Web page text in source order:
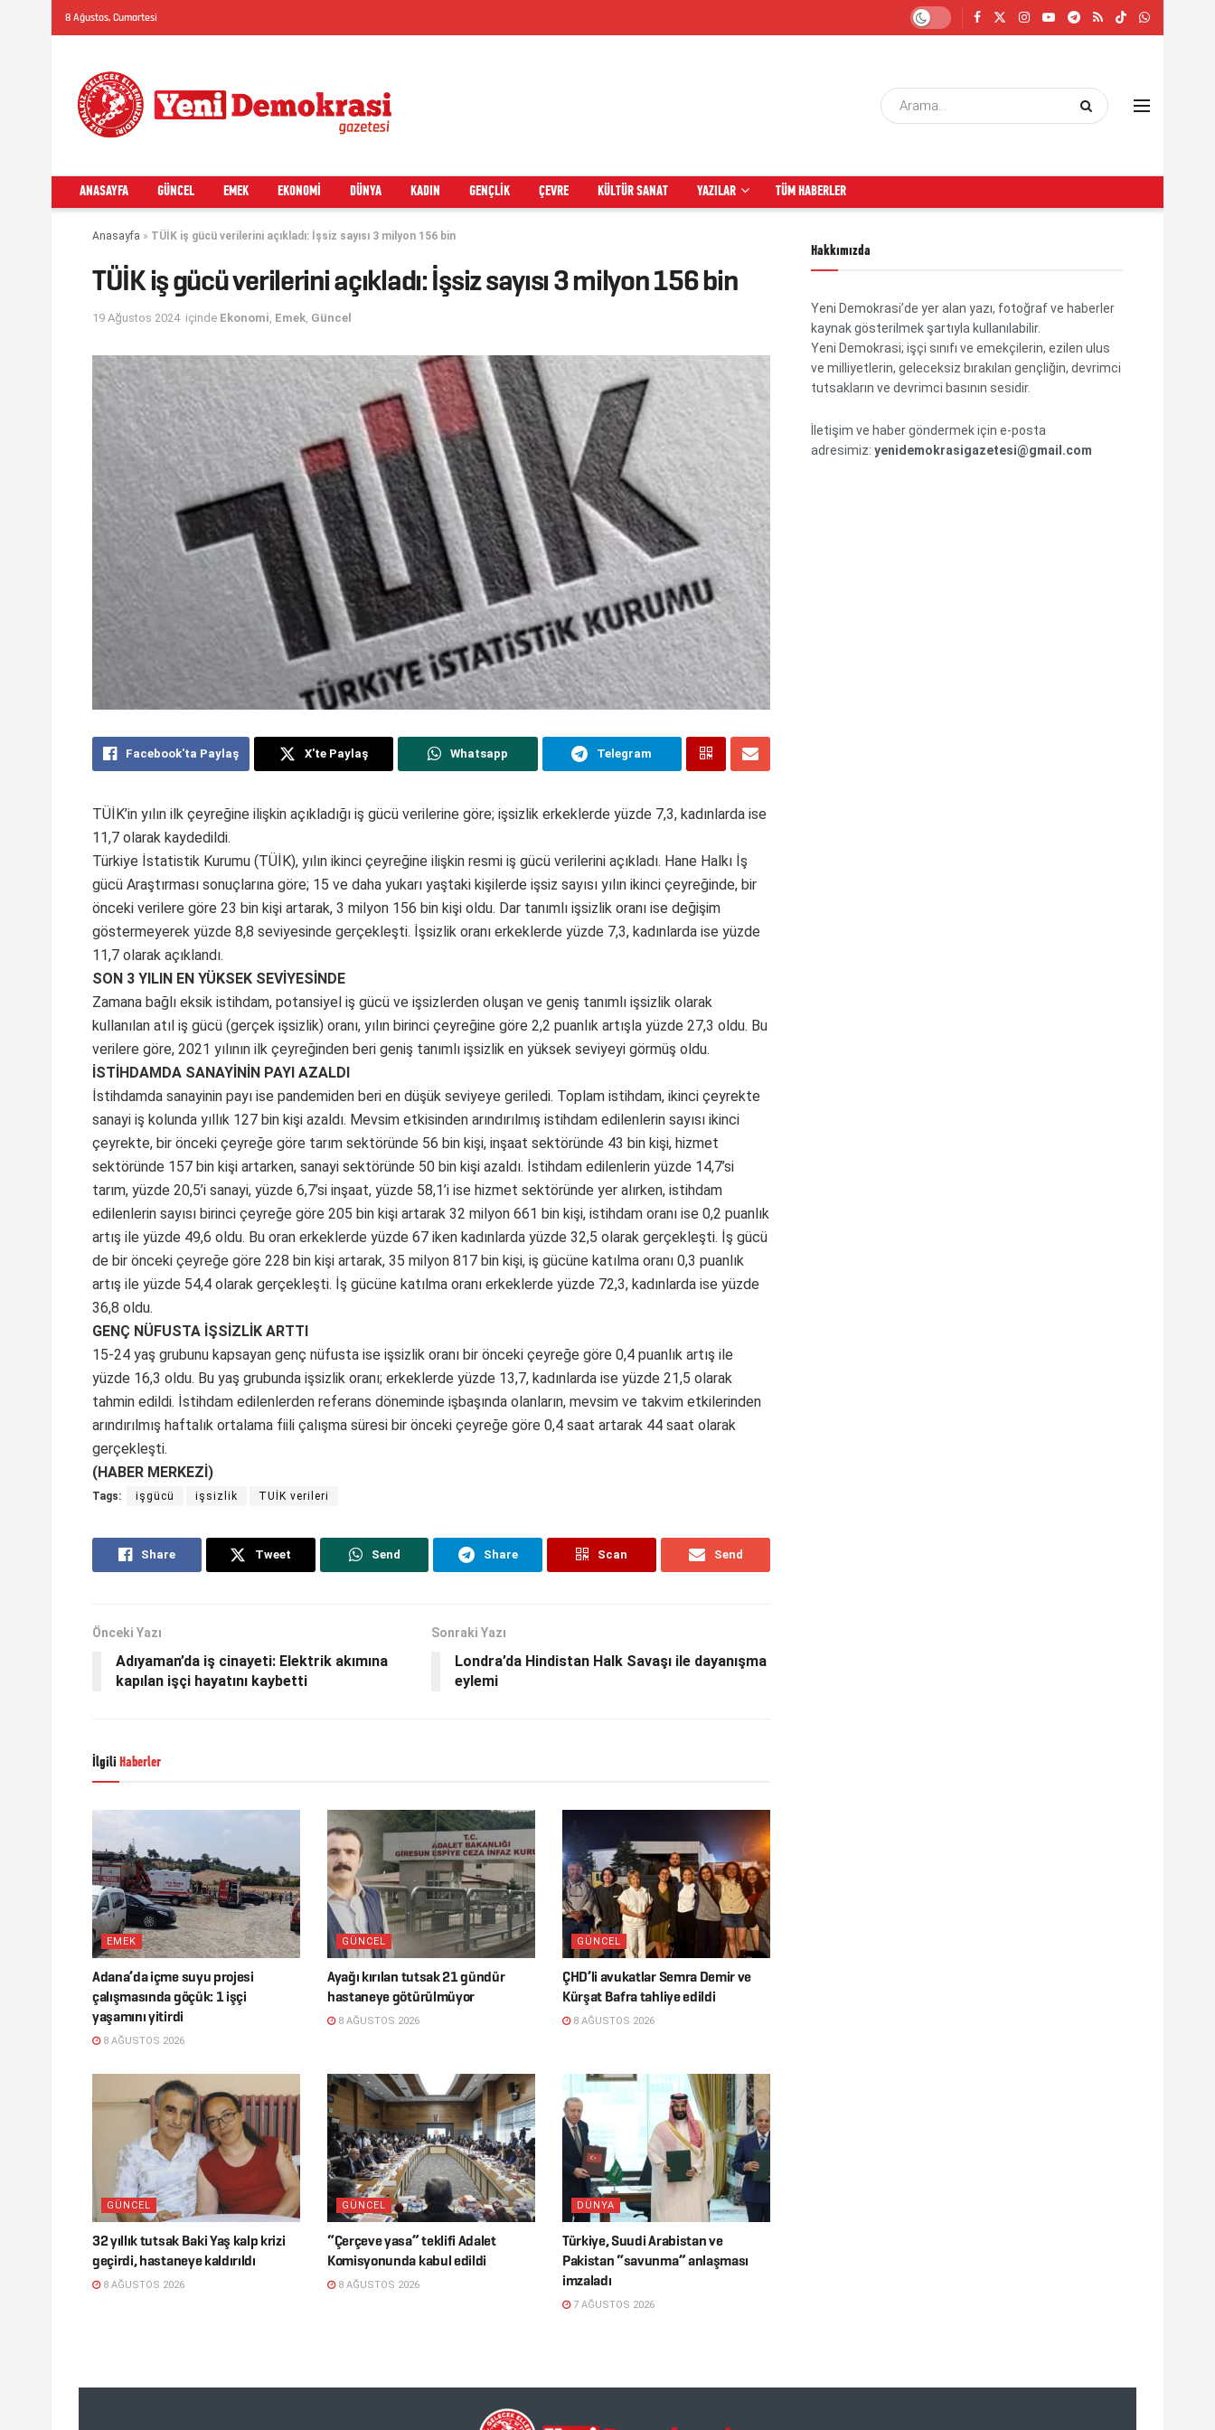
8 Ağustos, Cumartesi
ANASAYFA GÜNCEL EMEK EKONOMI DÜNYA KADIN GENÇLIK ÇEVRE KÜLTÜR SANAT YAZILAR TÜM HABERLER
Anasayfa » TÜİK iş gücü verilerini açıkladı: İşsiz sayısı 3 milyon 156 bin
TÜİK iş gücü verilerini açıkladı: İşsiz sayısı 3 milyon 156 bin
19 Ağustos 2024 içinde Ekonomi Emek Güncel
Facebook'ta Paylaş X'te Paylaş Whatsapp Telegram
TÜİK’in yılın ilk çeyreğine ilişkin açıkladığı iş gücü verilerine göre; işsizlik erkeklerde yüzde 7,3, kadınlarda ise
11,7 olarak kaydedildi.
Türkiye İstatistik Kurumu (TÜİK), yılın ikinci çeyreğine ilişkin resmi iş gücü verilerini açıkladı. Hane Halkı İş
gücü Araştırması sonuçlarına göre; 15 ve daha yukarı yaştaki kişilerde işsiz sayısı yılın ikinci çeyreğinde, bir
önceki verilere göre 23 bin kişi artarak, 3 milyon 156 bin kişi oldu. Dar tanımlı işsizlik oranı ise değişim
göstermeyerek yüzde 8,8 seviyesinde gerçekleşti. İşsizlik oranı erkeklerde yüzde 7,3, kadınlarda ise yüzde
11,7 olarak açıklandı.
SON 3 YILIN EN YÜKSEK SEVİYESİNDE
Zamana bağlı eksik istihdam, potansiyel iş gücü ve işsizlerden oluşan ve geniş tanımlı işsizlik olarak
kullanılan atıl iş gücü (gerçek işsizlik) oranı, yılın birinci çeyreğine göre 2,2 puanlık artışla yüzde 27,3 oldu. Bu
verilere göre, 2021 yılının ilk çeyreğinden beri geniş tanımlı işsizlik en yüksek seviyeyi görmüş oldu.
İSTİHDAMDA SANAYİNİN PAYI AZALDI
İstihdamda sanayinin payı ise pandemiden beri en düşük seviyeye geriledi. Toplam istihdam, ikinci çeyrekte
sanayi iş kolunda yıllık 127 bin kişi azaldı. Mevsim etkisinden arındırılmış istihdam edilenlerin sayısı ikinci
çeyrekte, bir önceki çeyreğe göre tarım sektöründe 56 bin kişi, inşaat sektöründe 43 bin kişi, hizmet
sektöründe 157 bin kişi artarken, sanayi sektöründe 50 bin kişi azaldı. İstihdam edilenlerin yüzde 14,7’si
tarım, yüzde 20,5’i sanayi, yüzde 6,7’si inşaat, yüzde 58,1’i ise hizmet sektöründe yer alırken, istihdam
edilenlerin sayısı birinci çeyreğe göre 205 bin kişi artarak 32 milyon 661 bin kişi, istihdam oranı ise 0,2 puanlık
artış ile yüzde 49,6 oldu. Bu oran erkeklerde yüzde 67 iken kadınlarda yüzde 32,5 olarak gerçekleşti. İş gücü
de bir önceki çeyreğe göre 228 bin kişi artarak, 35 milyon 817 bin kişi, iş gücüne katılma oranı 0,3 puanlık
artış ile yüzde 54,4 olarak gerçekleşti. İş gücüne katılma oranı erkeklerde yüzde 72,3, kadınlarda ise yüzde
36,8 oldu.
GENÇ NÜFUSTA İŞSİZLİK ARTTI
15-24 yaş grubunu kapsayan genç nüfusta ise işsizlik oranı bir önceki çeyreğe göre 0,4 puanlık artış ile
yüzde 16,3 oldu. Bu yaş grubunda işsizlik oranı; erkeklerde yüzde 13,7, kadınlarda ise yüzde 21,5 olarak
tahmin edildi. İstihdam edilenlerden referans döneminde işbaşında olanların, mevsim ve takvim etkilerinden
arındırılmış haftalık ortalama fiili çalışma süresi bir önceki çeyreğe göre 0,4 saat artarak 44 saat olarak
gerçekleşti.
(HABER MERKEZİ)
Tags: işgücü işsizlik TUİK verileri
Share Tweet Send Share Scan Send
Önceki Yazı
Adıyaman’da iş cinayeti: Elektrik akımına
kapılan işçi hayatını kaybetti
Sonraki Yazı
Londra’da Hindistan Halk Savaşı ile dayanışma
eylemi
İlgili Haberler
EMEK
Adana’da içme suyu projesi
çalışmasında göçük: 1 işçi
yaşamını yitirdi
8 AĞUSTOS 2026
GÜNCEL
Ayağı kırılan tutsak 21 gündür
hastaneye götürülmüyor
8 AĞUSTOS 2026
GÜNCEL
ÇHD’li avukatlar Semra Demir ve
Kürşat Bafra tahliye edildi
8 AĞUSTOS 2026
GÜNCEL
32 yıllık tutsak Baki Yaş kalp krizi
geçirdi, hastaneye kaldırıldı
8 AĞUSTOS 2026
GÜNCEL
“Çerçeve yasa” teklifi Adalet
Komisyonunda kabul edildi
8 AĞUSTOS 2026
DÜNYA
Türkiye, Suudi Arabistan ve
Pakistan “savunma” anlaşması
imzaladı
7 AĞUSTOS 2026
Hakkımızda
Yeni Demokrasi’de yer alan yazı, fotoğraf ve haberler
kaynak gösterilmek şartıyla kullanılabilir.
Yeni Demokrasi; işçi sınıfı ve emekçilerin, ezilen ulus
ve milliyetlerin, geleceksiz bırakılan gençliğin, devrimci
tutsakların ve devrimci basının sesidir.
İletişim ve haber göndermek için e-posta
adresimiz: yenidemokrasigazetesi@gmail.com